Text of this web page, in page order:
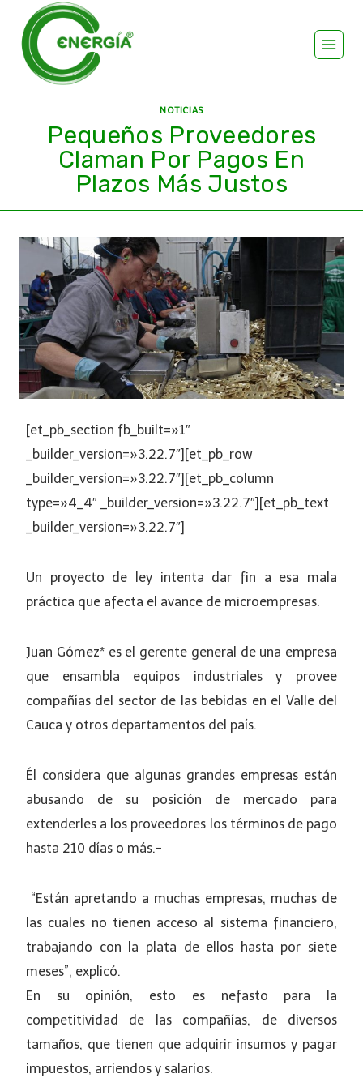
NOTICIAS
Pequeños Proveedores
Claman Por Pagos En
Plazos Más Justos
[et_pb_section fb_built=»1″
_builder_version=»3.22.7″][et_pb_row
_builder_version=»3.22.7″][et_pb_column
type=»4_4″ _builder_version=»3.22.7″][et_pb_text
_builder_version=»3.22.7″]
Un proyecto de ley intenta dar fin a esa mala
práctica que afecta el avance de microempresas.
Juan Gómez* es el gerente general de una empresa
que ensambla equipos industriales y provee
compañías del sector de las bebidas en el Valle del
Cauca y otros departamentos del país.
Él considera que algunas grandes empresas están
abusando de su posición de mercado para
extenderles a los proveedores los términos de pago
hasta 210 días o más.-
“Están apretando a muchas empresas, muchas de
las cuales no tienen acceso al sistema financiero,
trabajando con la plata de ellos hasta por siete
meses”, explicó.
En su opinión, esto es nefasto para la
competitividad de las compañías, de diversos
tamaños, que tienen que adquirir insumos y pagar
impuestos, arriendos y salarios.